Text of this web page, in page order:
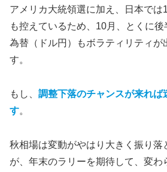
アメリカ大統領選に加え、日本では
も控えているため、10月、とくに
為替（ドル円）もボラティリティが
す。
もし、 調整下落のチャンスが来れば
す。
秋相場は変動がやはり大きく振り落
が、年末のラリーを期待して、変